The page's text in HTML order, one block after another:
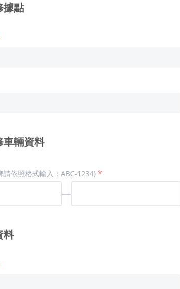
據點
車輛資料
請依照格式輸入：ABC-1234)
—
料